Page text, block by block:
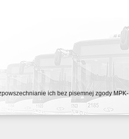
ich bez pisemnej zgody MPK-